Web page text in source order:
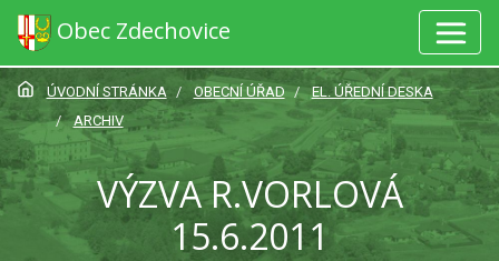
Obec Zdechovice
ÚVODNÍ STRÁNKA OBECNÍ ÚŘAD
EL. ÚŘEDNÍ DESKA
ARCHIV
VÝZVA R.VORLOVÁ
15.6.2011